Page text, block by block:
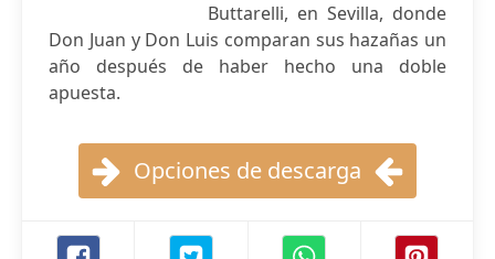
Buttarelli, en Sevilla, donde
Don Juan y Don Luis comparan sus hazañas un
año después de haber hecho una doble
apuesta.
Opciones de descarga